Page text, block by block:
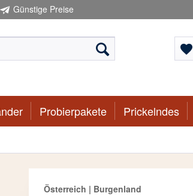
Günstige Preise
favorite
Probierpakete Prickelndes
Österreich | Burgenland